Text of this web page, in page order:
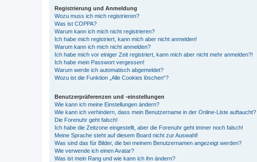
Registrierung und Anmeldung
Wozu muss ich mich registrieren?
Was ist COPPA?
Warum kann ich mich nicht registrieren?
Ich habe mich registriert, kann mich aber nicht anmelden!
Warum kann ich mich nicht anmelden?
Ich habe mich vor einiger Zeit registriert, kann mich aber nicht mehr anmelden?!
Ich habe mein Passwort vergessen!
Warum werde ich automatisch abgemeldet?
Wozu ist die Funktion „Alle Cookies löschen“?
Benutzerpräferenzen und -einstellungen
Wie kann ich meine Einstellungen ändern?
Wie kann ich verhindern, dass mein Benutzername in der Online-Liste auftaucht?
Die Forenuhr geht falsch!
Ich habe die Zeitzone eingestellt, aber die Forenuhr geht immer noch falsch!
Meine Sprache steht auf diesem Board nicht zur Auswahl!
Was sind das für Bilder, die bei meinem Benutzernamen angezeigt werden?
Wie verwende ich einen Avatar?
Was ist mein Rang und wie kann ich ihn ändern?